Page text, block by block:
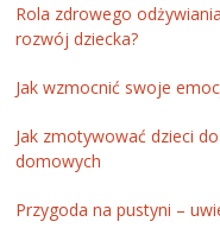
Rola zdrowego
rozwój dziecka?
Jak wzmocnić swoje
Jak zmotywować dzieci
domowych
Przygoda na pustyni –